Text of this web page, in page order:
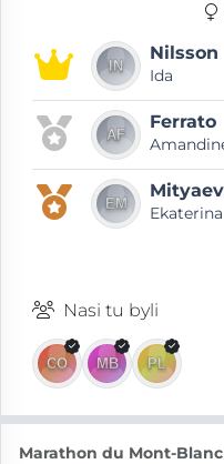
Nilsson
Ida
Ferrato
Ekaterina
Nasi tu byli
Marathon du Mont-Blanc